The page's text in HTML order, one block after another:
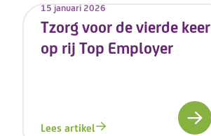
Tzorg voor de vierde keer
op rij Top Employer
15 januari 2026
Lees artikel